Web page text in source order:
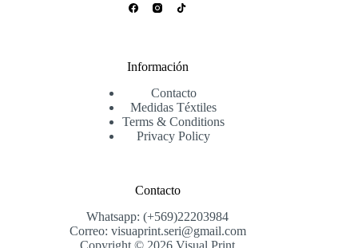
Información
Contacto
Medidas Téxtiles
Terms & Conditions
Privacy Policy
Contacto
Whatsapp: (+569)22203984
Correo: visuaprint.seri@gmail.com
Copyright © 2026 Visual Print